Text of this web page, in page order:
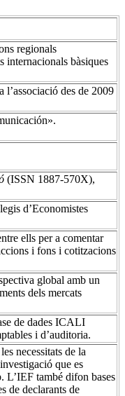
regionals
internacionals bàsiques
des de 2009
(ISSN 1887-570X),
d’Economistes
ells per a comentar
i fons i cotitzacions
global amb un
dels mercats
de dades ICALI
i d’auditoria.
necessitats de la
que es
L’IEF també difon bases
de declarants de